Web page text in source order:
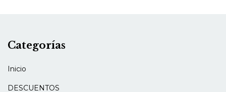
Categorías
Inicio
DESCUENTOS